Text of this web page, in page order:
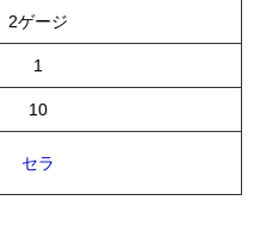
2ゲージ
1
10
セラ